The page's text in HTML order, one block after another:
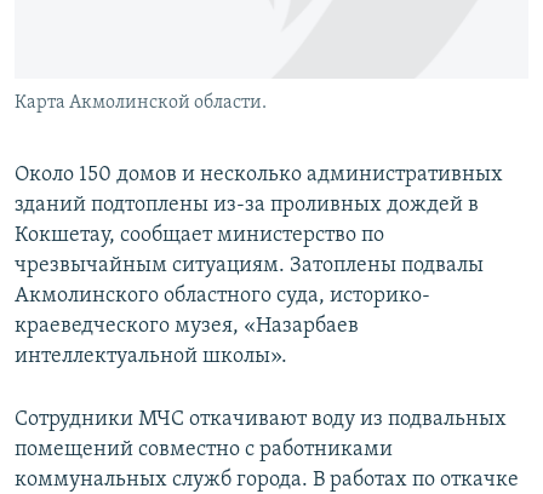
Карта Акмолинской области.
Около 150 домов и несколько административных
зданий подтоплены из-за проливных дождей в
Кокшетау, сообщает министерство по
чрезвычайным ситуациям. Затоплены подвалы
Акмолинского областного суда, историко-
краеведческого музея, «Назарбаев
интеллектуальной школы».
Сотрудники МЧС откачивают воду из подвальных
помещений совместно с работниками
коммунальных служб города. В работах по откачке